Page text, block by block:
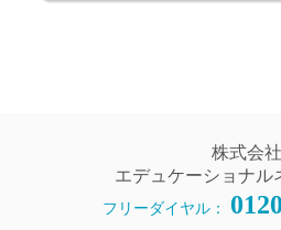
株式会社
エデュケーショナル
フリーダイヤル：